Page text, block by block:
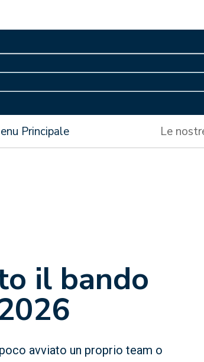
Principale Le
il bando
avviato un proprio team o